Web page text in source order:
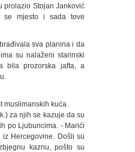
prolazio Stojan Janković
se mjesto i sada tove
sva planina i da
su nalaženi starinski
bila prozorska jafta, a
muslimanskih kuća.
za njih se kazuje da su
po Ljubuncima. - Marići
Hercegovine. Došli su
kaznu, pošto su